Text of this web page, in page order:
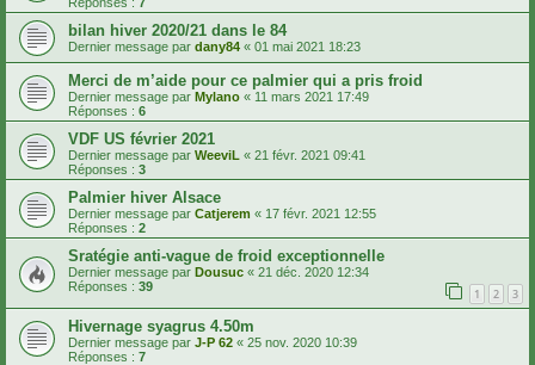
bilan hiver 2020/21 dans le 84
Dernier message par dany84 « 01 mai 2021 18:23
Merci de m’aide pour ce palmier qui a pris froid
Dernier message par Mylano « 11 mars 2021 17:49
Réponses : 6
VDF US février 2021
Dernier message par WeeviL « 21 févr. 2021 09:41
Réponses : 3
Palmier hiver Alsace
Dernier message par Catjerem « 17 févr. 2021 12:55
Réponses : 2
Sratégie anti-vague de froid exceptionnelle
Dernier message par Dousuc « 21 déc. 2020 12:34
Réponses : 39 1 2 3
Hivernage syagrus 4.50m
Dernier message par J-P 62 « 25 nov. 2020 10:39
Réponses : 7